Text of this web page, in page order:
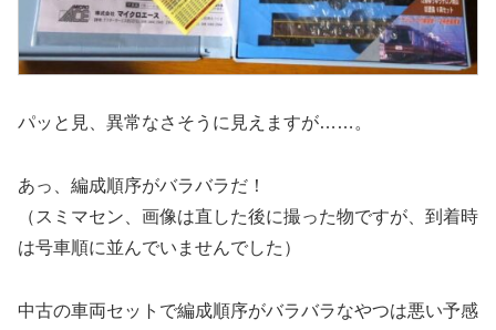
パッと見、異常なさそうに見えますが……。
あっ、編成順序がバラバラだ！
（スミマセン、画像は直した後に撮った物ですが、到着時
は号車順に並んでいませんでした）
中古の車両セットで編成順序がバラバラなやつは悪い予感